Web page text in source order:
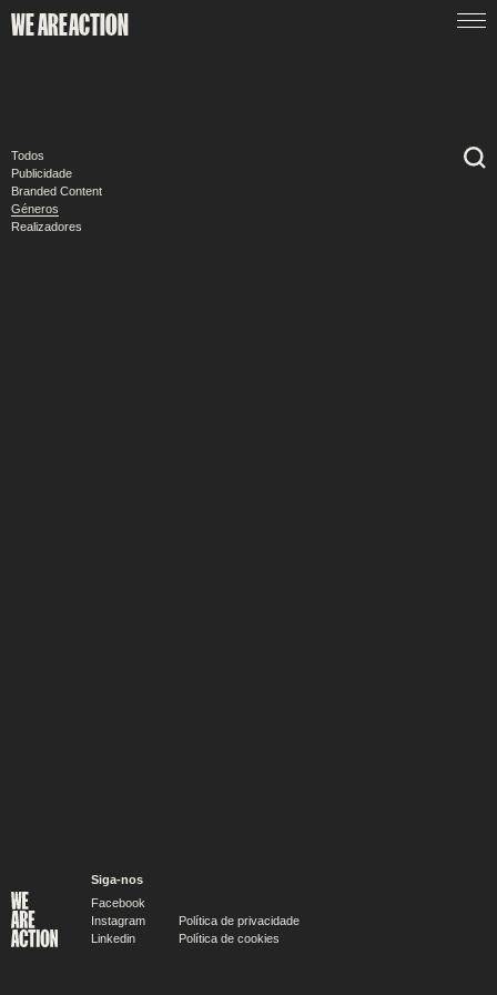
WE AREACTION
Todos
Publicidade
Branded Content
Géneros
Realizadores
PUBLICIDADE
Siga-nos
Facebook
Instagram
Linkedin
Política de privacidade
Política de cookies